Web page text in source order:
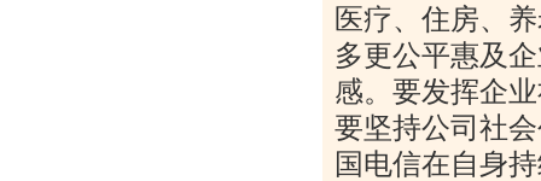
医疗、住房、
多更公平惠及
感。要发挥企
要坚持公司社
国电信在自身